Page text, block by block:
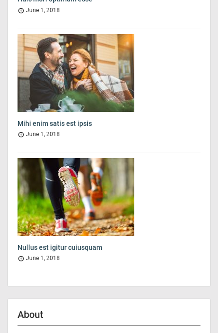
June 1, 2018
Mihi enim satis est ipsis
June 1, 2018
Nullus est igitur cuiusquam
June 1, 2018
About